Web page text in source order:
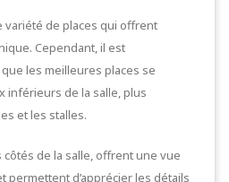
variété de places qui offrent
Cependant, il est
les meilleures places se
inférieurs de la salle, plus
et les stalles.
de la salle, offrent une vue
permettent d’apprécier les détails